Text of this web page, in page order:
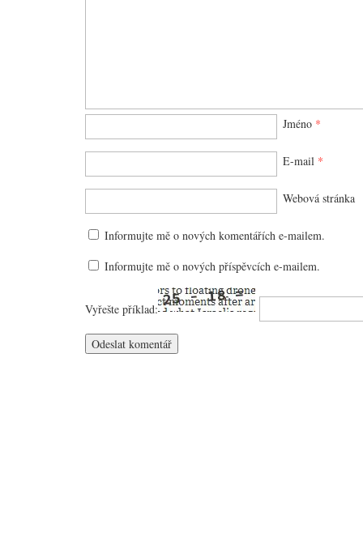
Jméno *
E-mail *
Webová stránka
Informujte mě o nových komentářích e-mailem.
Informujte mě o nových příspěvcích e-mailem.
Vyřešte příklad: